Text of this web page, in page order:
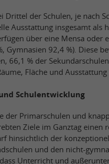
Drittel der Schulen, je nach
Ausstattung insgesamt als
über eine Mensa oder
Gymnasien 92,4 %). Diese
66,1 % der
Fläche und
Schulentwicklung
der Primarschulen und
Ziele im Ganztag einen
hinsichtlich der
und den nicht-
Unterricht und